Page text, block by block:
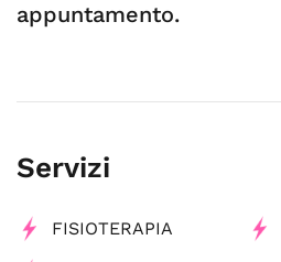
appuntamento.
Servizi
FISIOTERAPIA